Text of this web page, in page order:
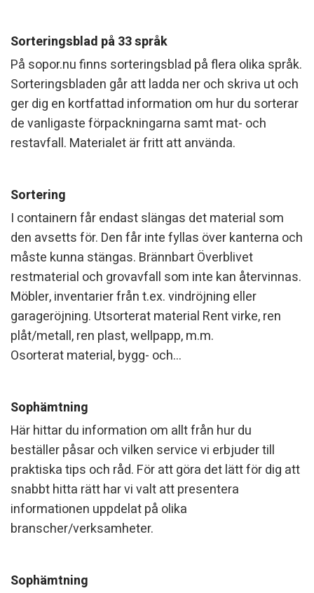
Sorteringsblad på 33 språk
På sopor.nu finns sorteringsblad på flera olika språk.
Sorteringsbladen går att ladda ner och skriva ut och
ger dig en kortfattad information om hur du sorterar
de vanligaste förpackningarna samt mat- och
restavfall. Materialet är fritt att använda.
Sortering
I containern får endast slängas det material som
den avsetts för. Den får inte fyllas över kanterna och
måste kunna stängas. Brännbart Överblivet
restmaterial och grovavfall som inte kan återvinnas.
Möbler, inventarier från t.ex. vindröjning eller
garageröjning. Utsorterat material Rent virke, ren
plåt/metall, ren plast, wellpapp, m.m.
Osorterat material, bygg- och...
Sophämtning
Här hittar du information om allt från hur du
beställer påsar och vilken service vi erbjuder till
praktiska tips och råd. För att göra det lätt för dig att
snabbt hitta rätt har vi valt att presentera
informationen uppdelat på olika
branscher/verksamheter.
Sophämtning